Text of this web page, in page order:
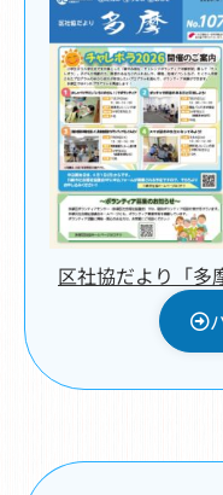
区社協だより「多